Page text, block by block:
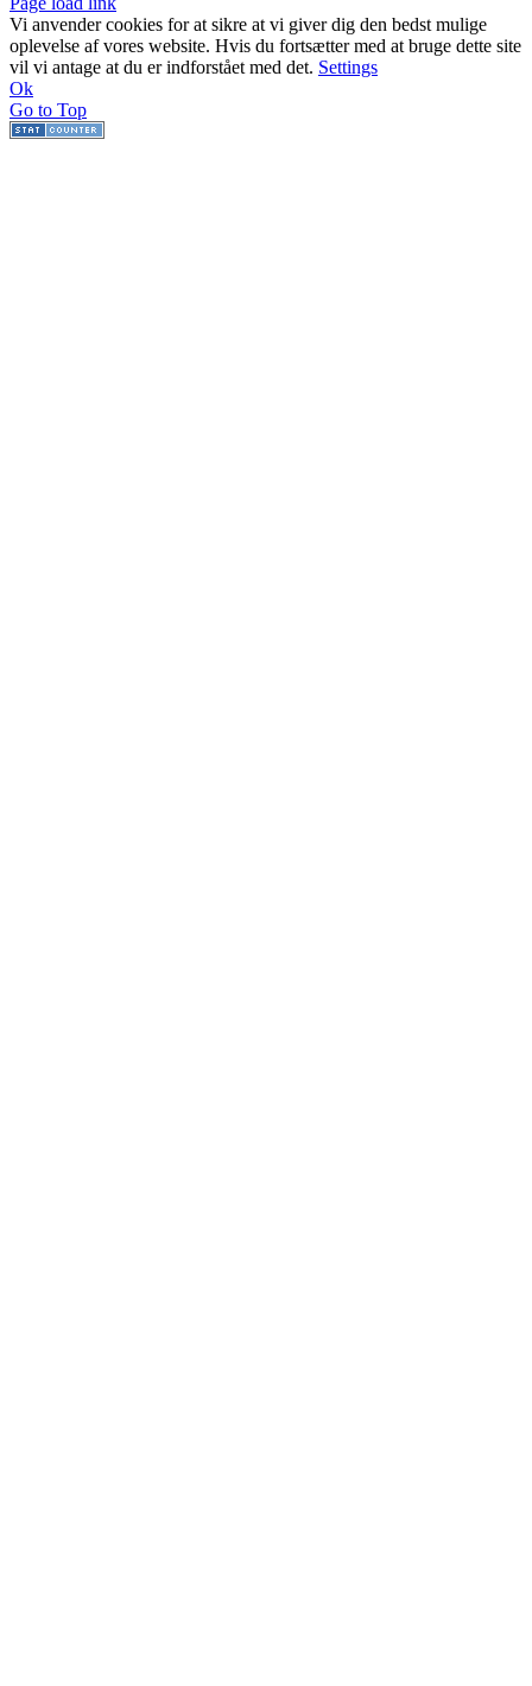
Vi anvender cookies for at sikre at vi giver dig den bedst mulige
oplevelse af vores website. Hvis du fortsætter med at bruge dette site
vil vi antage at du er indforstået med det. Settings
Ok
Go to Top